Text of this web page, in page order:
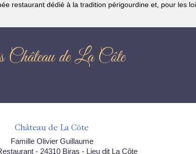
restaurant dédié à la tradition périgourdine et, pour les
Château de La Côte
Château de La Côte
Famille Olivier Guillaume
- 24310 Biras - Lieu dit La Côte